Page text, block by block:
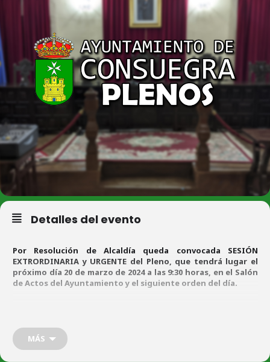
Detalles del evento
Por Resolución de Alcaldía queda convocada SESIÓN
EXTRORDINARIA y URGENTE del Pleno, que tendrá lugar el
próximo día 20 de marzo de 2024 a las 9:30 horas, en el Salón
de Actos del Ayuntamiento y el siguiente orden del día.
A)Parteresolutiva
MÁS